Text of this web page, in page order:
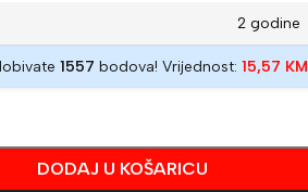
2 godine
1557 bodova! Vrijednost: 15,57 KM
DODAJ U KOŠARICU